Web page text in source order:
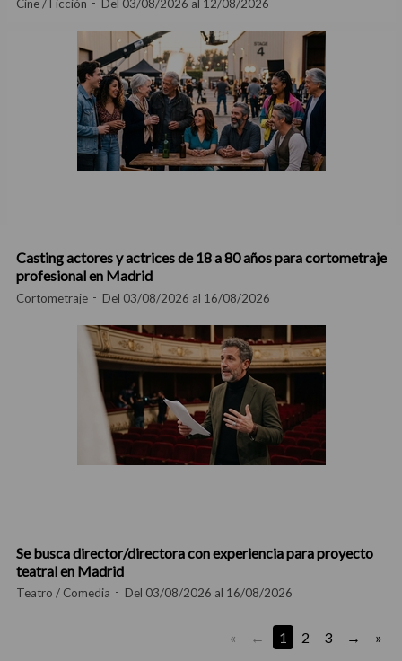
Cine / Ficción Del 03/08/2026 al 12/08/2026
Casting actores y actrices de 18 a 80 años para cortometraje
profesional en Madrid
Cortometraje Del 03/08/2026 al 16/08/2026
Se busca director/directora con experiencia para proyecto
teatral en Madrid
Teatro / Comedia Del 03/08/2026 al 16/08/2026
« 1 2 3 »